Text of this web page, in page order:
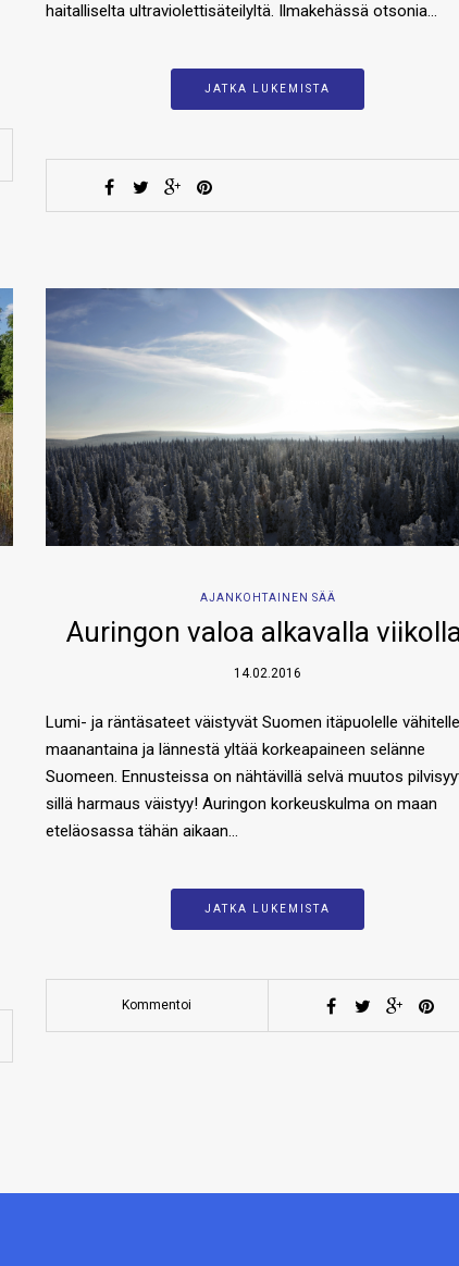
haitalliselta ultraviolettisäteilyltä. Ilmakehässä otsonia…
JATKA LUKEMISTA
AJANKOHTAINEN SÄÄ
Auringon valoa alkavalla
14.02.2016
Lumi- ja räntäsateet väistyvät Suomen itäpuolelle
maanantaina ja lännestä yltää korkeapaineen selänne
Suomeen. Ennusteissa on nähtävillä selvä muutos
sillä harmaus väistyy! Auringon korkeuskulma on maan
eteläosassa tähän aikaan…
JATKA LUKEMISTA
Kommentoi